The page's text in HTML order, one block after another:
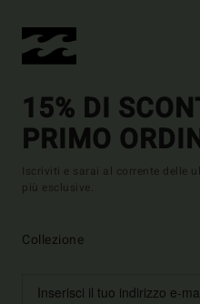
15% DI
PRIMO
Iscriviti e sarai al corrente delle
più esclusive.
Collezione